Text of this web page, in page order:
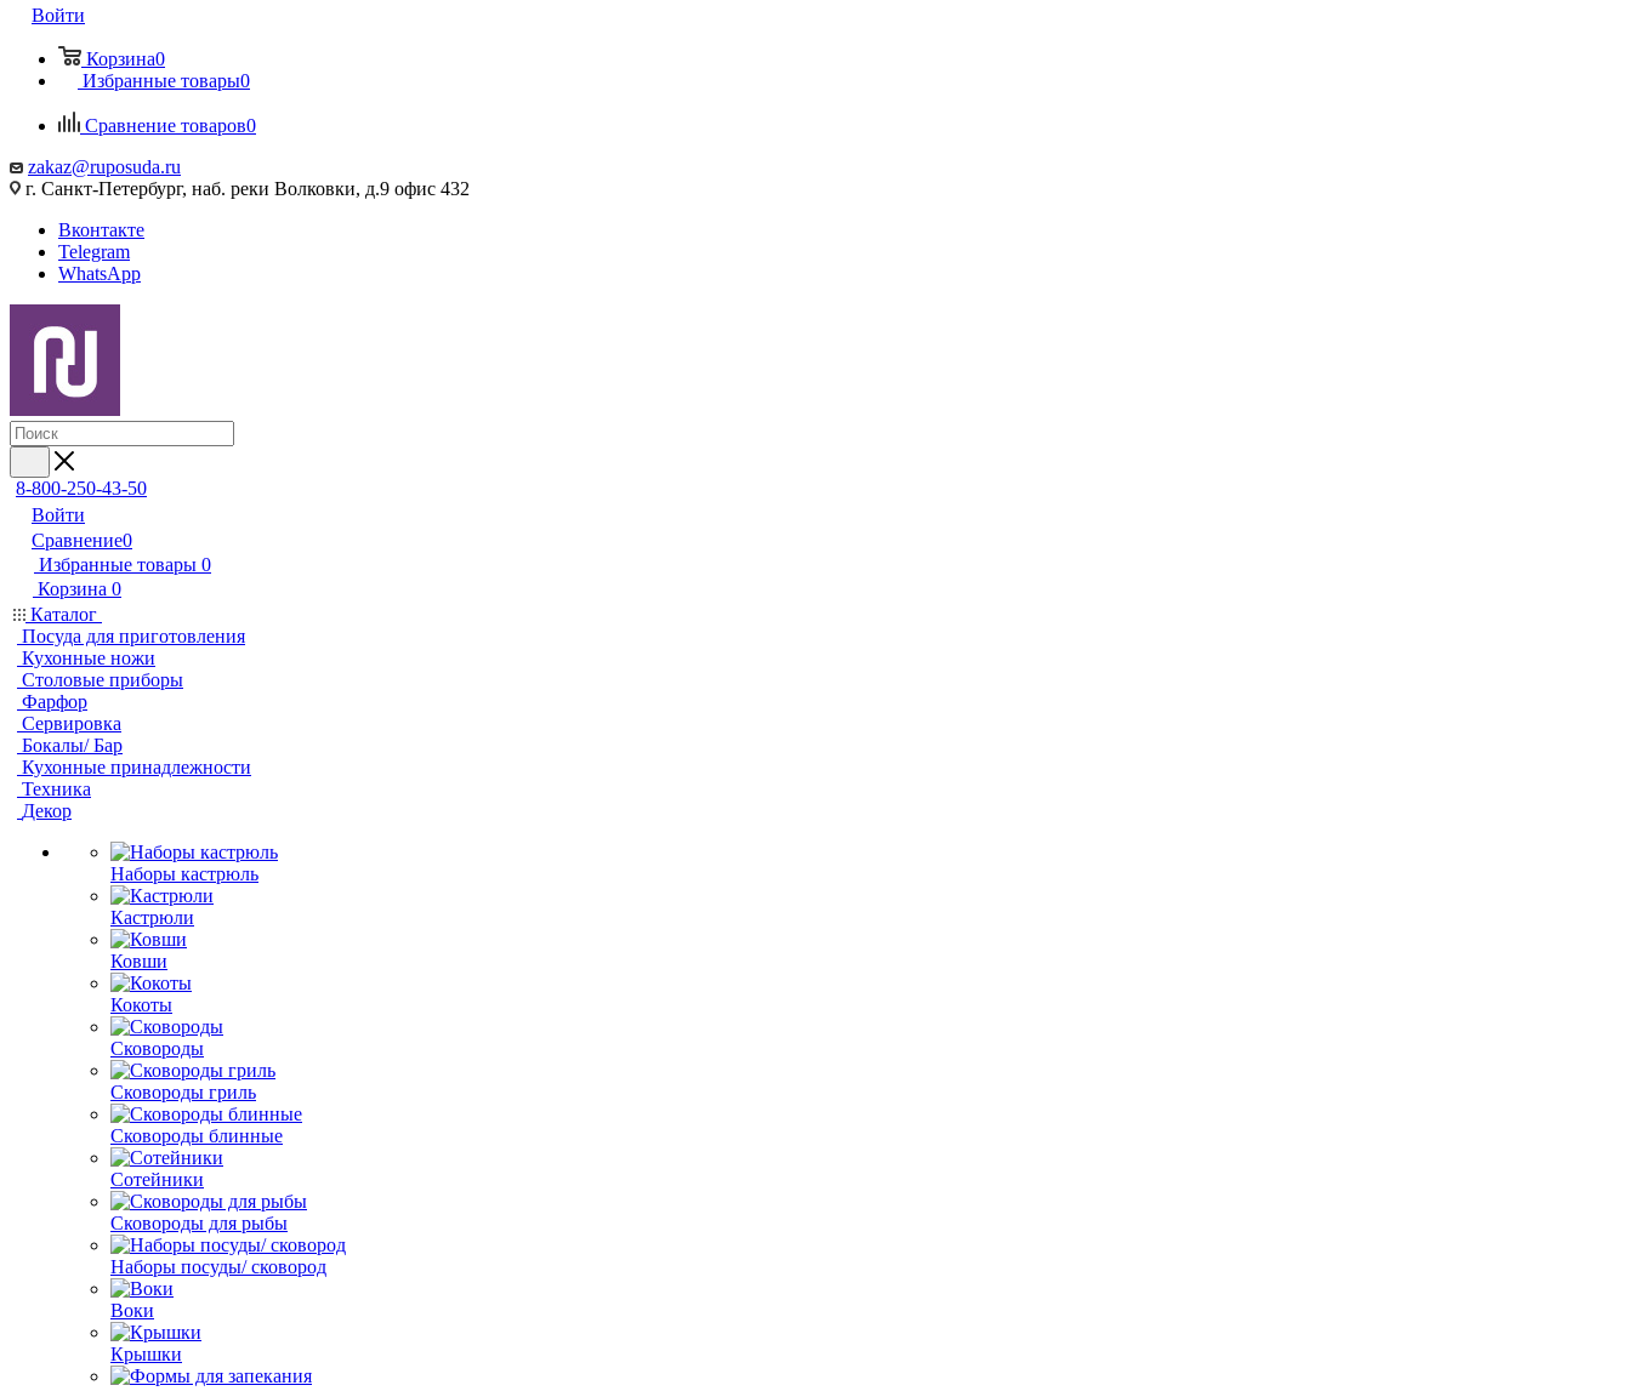
Войти
Корзина0
Избранные товары0
Сравнение товаров0
zakaz@ruposuda.ru
г. Санкт-Петербург, наб. реки Волковки, д.9 офис 432
Вконтакте
Telegram
WhatsApp
8-800-250-43-50
Войти
Сравнение0
Избранные товары 0
Корзина 0
Каталог
Посуда для приготовления
Кухонные ножи
Столовые приборы
Фарфор
Сервировка
Бокалы/ Бар
Кухонные принадлежности
Техника
Декор
Наборы кастрюль
Кастрюли
Ковши
Кокоты
Сковороды
Сковороды гриль
Сковороды блинные
Сотейники
Сковороды для рыбы
Наборы посуды/ сковород
Воки
Крышки